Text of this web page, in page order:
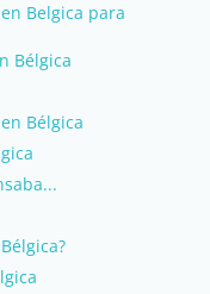
Belgica para
Bélgica
Bélgica